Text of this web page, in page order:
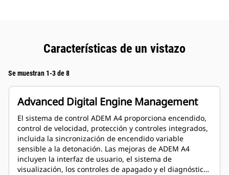
Características de un vistazo
Se muestran 1-3 de 8
Advanced Digital Engine Management
El sistema de control ADEM A4 proporciona encendido,
control de velocidad, protección y controles integrados,
incluida la sincronización de encendido variable
sensible a la detonación. Las mejoras de ADEM A4
incluyen la interfaz de usuario, el sistema de
visualización, los controles de apagado y el diagnóstico